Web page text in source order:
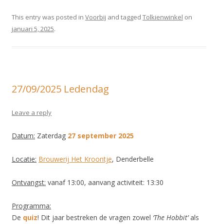
This entry was posted in Voorbij and tagged Tolkienwinkel on
januari 5, 2025.
27/09/2025 Ledendag
Leave a reply
Datum: Zaterdag 27 september 2025
Locatie: Brouwerij Het Kroontje, Denderbelle
Ontvangst: vanaf 13:00, aanvang activiteit: 13:30
Programma:
De quiz! Dit jaar bestreken de vragen zowel ‘The Hobbit’als